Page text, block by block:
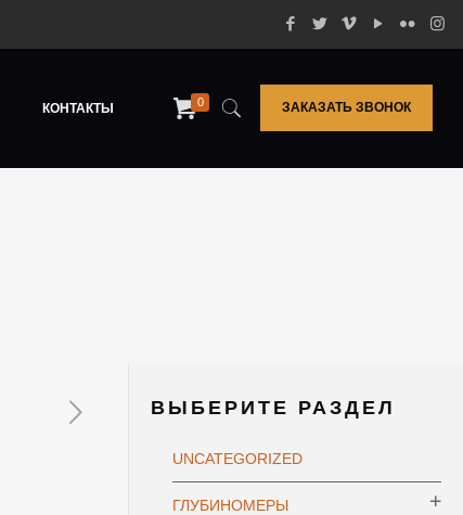
КОНТАКТЫ 0 ЗАКАЗАТЬ ЗВОНОК
ВЫБЕРИТЕ РАЗДЕЛ
UNCATEGORIZED
ГЛУБИНОМЕРЫ